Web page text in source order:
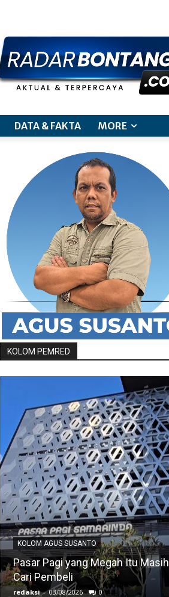
DATA & FAKTA MORE
KOLOM PEMRED
KOLOM AGUS SUSANTO
Pasar Pagi yang Megah Itu Masih
Cari Pembeli
redaksi - 03/08/2026 0